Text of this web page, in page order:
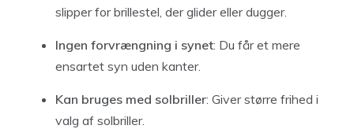
slipper for brillestel, der glider eller dugger.
Ingen forvrængning i synet: Du får et mere
ensartet syn uden kanter.
Kan bruges med solbriller: Giver større frihed i
valg af solbriller.